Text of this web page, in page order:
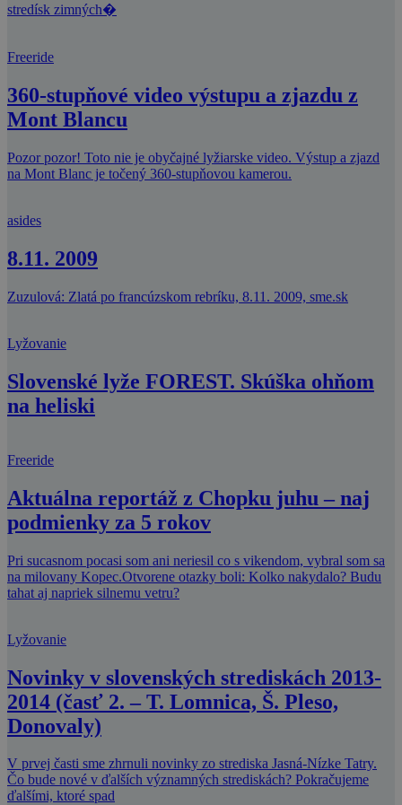
stredísk zimných�
Freeride
360-stupňové video výstupu a zjazdu z
Mont Blancu
Pozor pozor! Toto nie je obyčajné lyžiarske video. Výstup a zjazd
na Mont Blanc je točený 360-stupňovou kamerou.
asides
8.11. 2009
Zuzulová: Zlatá po francúzskom rebríku, 8.11. 2009, sme.sk
Lyžovanie
Slovenské lyže FOREST. Skúška ohňom
na heliski
Freeride
Aktuálna reportáž z Chopku juhu – naj
podmienky za 5 rokov
Pri sucasnom pocasi som ani neriesil co s vikendom, vybral som sa
na milovany Kopec.Otvorene otazky boli: Kolko nakydalo? Budu
tahat aj napriek silnemu vetru?
Lyžovanie
Novinky v slovenských strediskách 2013-
2014 (časť 2. – T. Lomnica, Š. Pleso,
Donovaly)
V prvej časti sme zhrnuli novinky zo strediska Jasná-Nízke Tatry.
Čo bude nové v ďalších významných strediskách? Pokračujeme
ďalšími, ktoré spad